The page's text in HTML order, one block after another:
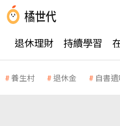
退休理財 持續學習
養生村 退休金 自書